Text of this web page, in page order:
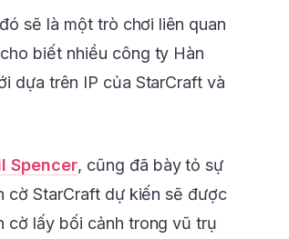
sẽ là một trò chơi liên quan
biết nhiều công ty Hàn
dựa trên IP của StarCraft và
Spencer, cũng đã bày tỏ sự
cờ StarCraft dự kiến sẽ được
cờ lấy bối cảnh trong vũ trụ